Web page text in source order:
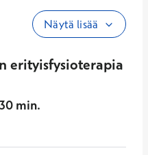
Näytä lisää
erityisfysioterapia
min.